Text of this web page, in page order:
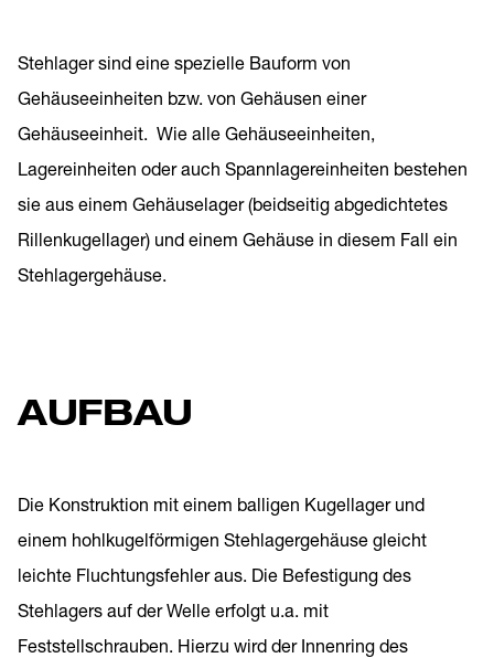
Stehlager sind eine spezielle Bauform von
Gehäuseeinheiten bzw. von Gehäusen einer
Gehäuseeinheit. Wie alle Gehäuseeinheiten,
Lagereinheiten oder auch Spannlagereinheiten bestehen
sie aus einem Gehäuselager (beidseitig abgedichtetes
Rillenkugellager) und einem Gehäuse in diesem Fall ein
Stehlagergehäuse.
AUFBAU
Die Konstruktion mit einem balligen Kugellager und
einem hohlkugelförmigen Stehlagergehäuse gleicht
leichte Fluchtungsfehler aus. Die Befestigung des
Stehlagers auf der Welle erfolgt u.a. mit
Feststellschrauben. Hierzu wird der Innenring des